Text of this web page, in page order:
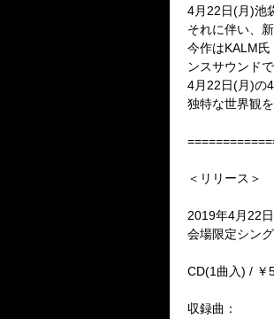
4月22日(月)池
それに伴い、
今作はKALM
ンスサウンドで
4月22日(月)の
独特な世界観
＜リリース＞
2019年4月22
会場限定シン
CD(1曲入) / ￥
収録曲：